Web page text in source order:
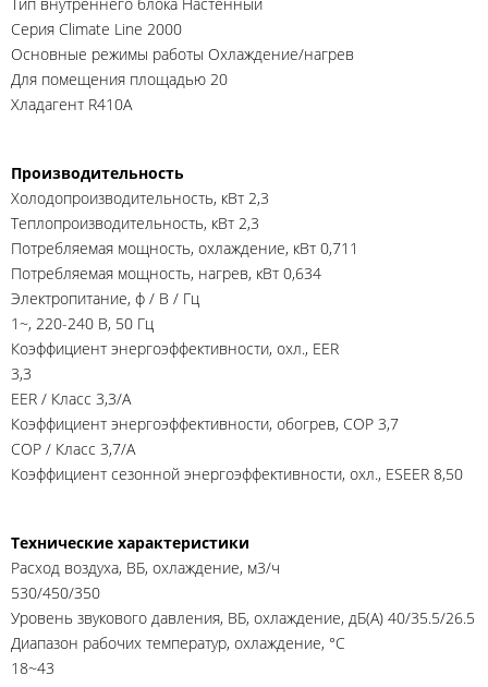
Серия Climate Line 2000
Основные режимы работы Охлаждение/нагрев
Для помещения площадью 20
Хладагент R410A
Производительность
Холодопроизводительность, кВт 2,3
Теплопроизводительность, кВт 2,3
Потребляемая мощность, охлаждение, кВт 0,711
Потребляемая мощность, нагрев, кВт 0,634
Электропитание, ф / В / Гц
1~, 220-240 В, 50 Гц
Коэффициент энергоэффективности, охл., EER
3,3
EER / Класс 3,3/A
Коэффициент энергоэффективности, обогрев, COP 3,7
COP / Класс 3,7/A
Коэффициент сезонной энергоэффективности, охл., ESEER 8,50
Технические характеристики
Расход воздуха, ВБ, охлаждение, м3/ч
530/450/350
Уровень звукового давления, ВБ, охлаждение, дБ(А) 40/35.5/26.5
Диапазон рабочих температур, охлаждение, °C
18~43